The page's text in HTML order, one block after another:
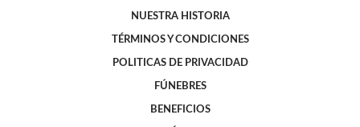
NUESTRA HISTORIA
TÉRMINOS Y CONDICIONES
POLITICAS DE PRIVACIDAD
FÚNEBRES
BENEFICIOS